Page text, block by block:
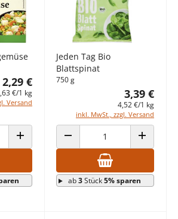
2,29 €
€/1 kg
Versand
ANZAHL ERHÖHEN
Jeden Tag Bio
Blattspinat
750 g
3,39 €
4,52 €/1 kg
inkl. MwSt., zzgl. Versand
ANZAHL VERRINGERN ANZAHL
ab3Stück5% sparen